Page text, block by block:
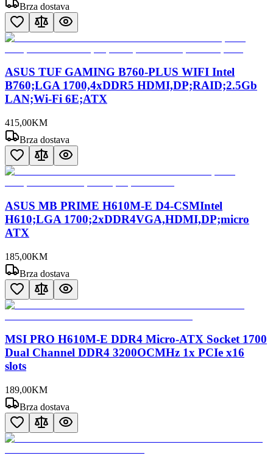
Brza dostava
ASUS TUF GAMING B760-PLUS WIFI Intel
B760;LGA 1700,4xDDR5 HDMI,DP;RAID;2.5Gb
LAN;Wi-Fi 6E;ATX
415,00KM
Brza dostava
ASUS MB PRIME H610M-E D4-CSMIntel
H610;LGA 1700;2xDDR4VGA,HDMI,DP;micro
ATX
185,00KM
Brza dostava
MSI PRO H610M-E DDR4 Micro-ATX Socket 1700
Dual Channel DDR4 3200OCMHz 1x PCIe x16
slots
189,00KM
Brza dostava